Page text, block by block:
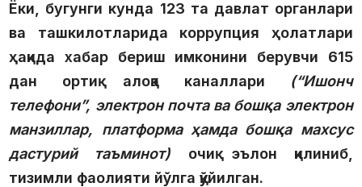
Ёки, бугунги кунда 123 та давлат органлари
ва ташкилотларида коррупция ҳолатлари
ҳақида хабар бериш имконини берувчи 615
дан ортиқ алоқа каналлари
(“Ишонч
телефони”, электрон почта ва бошқа электрон
манзиллар, платформа ҳамда бошқа махсус
дастурий таъминот) очиқ эълон қилиниб,
тизимли фаолияти йўлга қўйилган.